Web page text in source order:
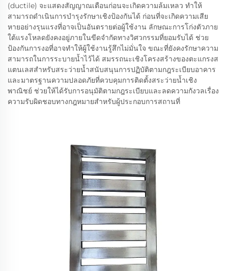
(ductile) จะแสดงสัญญาณเตือนก่อนจะเกิดความล้มเหลว ทำให้
สามารถดำเนินการบำรุงรักษาเชิงป้องกันได้ ก่อนที่จะเกิดความเสีย
หายอย่างรุนแรงที่อาจเป็นอันตรายต่อผู้ใช้งาน ลักษณะการโก่งตัวภาย
ใต้แรงโหลดยังคงอยู่ภายในขีดจำกัดทางวิศวกรรมที่ยอมรับได้ ช่วย
ป้องกันการงอที่อาจทำให้ผู้ใช้งานรู้สึกไม่มั่นใจ ขณะที่ยังคงรักษาความ
สามารถในการระบายน้ำไว้ได้ สมรรถนะเชิงโครงสร้างของตะแกรงส
แตนเลสสำหรับสระว่ายน้ำสนับสนุนการปฏิบัติตามกฎระเบียบอาคาร
และมาตรฐานความปลอดภัยที่ควบคุมการติดตั้งสระว่ายน้ำเชิง
พาณิชย์ ช่วยให้ได้รับการอนุมัติตามกฎระเบียบและลดความกังวลเรื่อง
ความรับผิดชอบทางกฎหมายสำหรับผู้ประกอบการสถานที่